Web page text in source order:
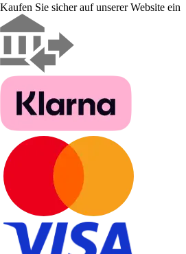
Kaufen Sie sicher auf unserer Website ein